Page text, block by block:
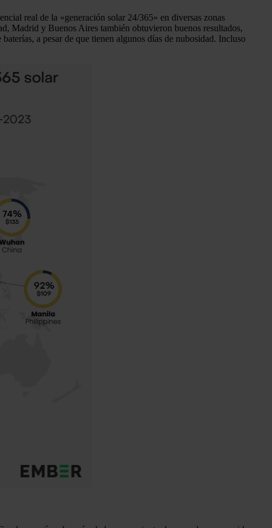
real de la «generación solar 24/365» en diversas zonas
Madrid y Buenos Aires también obtuvieron buenos resultados,
a pesar de que tienen algunos días de nubosidad. Incluso